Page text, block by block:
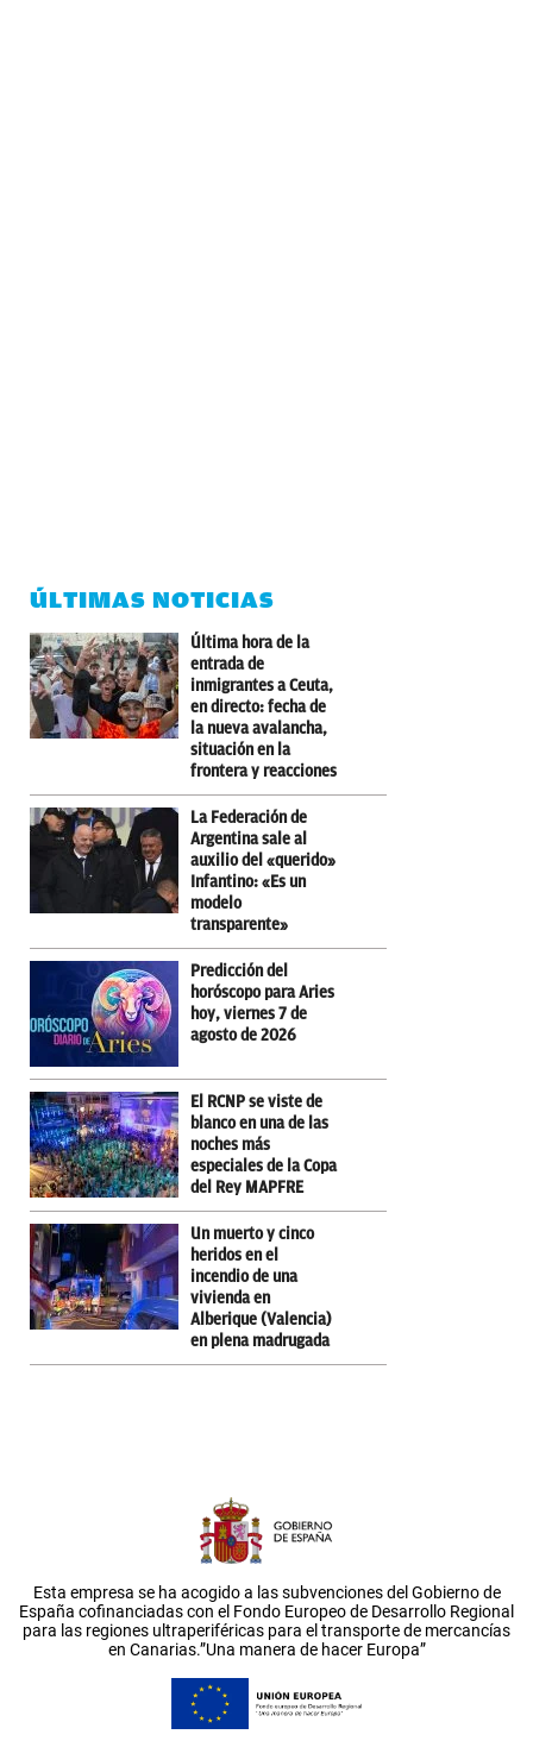
ÚLTIMAS NOTICIAS
Última hora de la
entrada de
inmigrantes a Ceuta,
en directo: fecha de
la nueva avalancha,
situación en la
frontera y reacciones
La Federación de
Argentina sale al
auxilio del «querido»
Infantino: «Es un
modelo
transparente»
Predicción del
horóscopo para Aries
hoy, viernes 7 de
agosto de 2026
El RCNP se viste de
blanco en una de las
noches más
especiales de la Copa
del Rey MAPFRE
Un muerto y cinco
heridos en el
incendio de una
vivienda en
Alberique (Valencia)
en plena madrugada
Esta empresa se ha acogido a las subvenciones del Gobierno de
España cofinanciadas con el Fondo Europeo de Desarrollo Regional
para las regiones ultraperiféricas para el transporte de mercancías
en Canarias.”Una manera de hacer Europa”